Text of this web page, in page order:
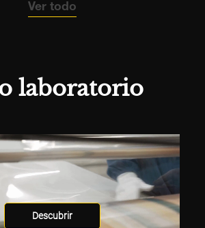
Ver todo
laboratorio
Descubrir